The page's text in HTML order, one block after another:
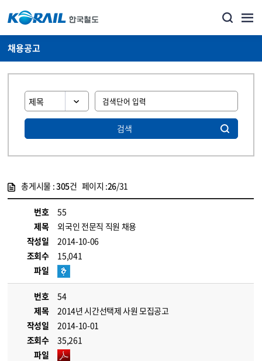
채용공고
검색
총게시물 :305건 페이지 :26/31
번호
55
제목
외국인 전문직 직원 채용
작성일
2014-10-06
조회수
15,041
파일
번호
54
제목
2014년 시간선택제 사원 모집공고
작성일
2014-10-01
조회수
35,261
파일